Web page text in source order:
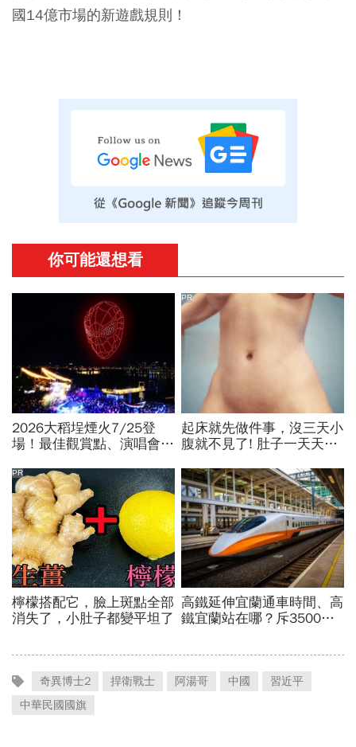
國14億市場的新遊戲規則！
奇異博士2 捍衛戰士 阿湯哥 中國
習近平
中華民國國旗